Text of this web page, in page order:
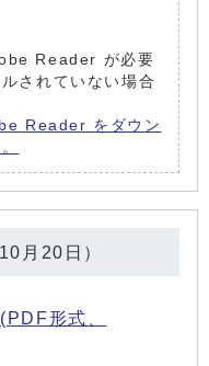
Reader が必要
されていない場合
Reader をダウン
月20日）
形式、